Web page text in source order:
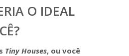
O IDEAL
Tiny Houses, ou você